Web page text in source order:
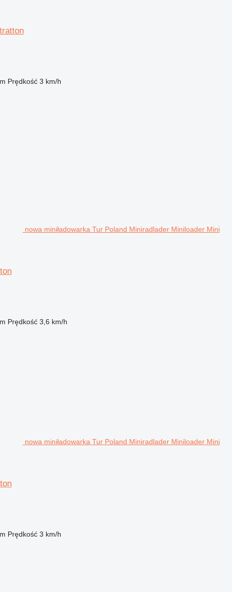
Prędkość 3 km/h
nowa miniładowarka Tur Poland Miniradlader Miniloader Mini
Prędkość 3,6 km/h
nowa miniładowarka Tur Poland Miniradlader Miniloader Mini
Prędkość 3 km/h